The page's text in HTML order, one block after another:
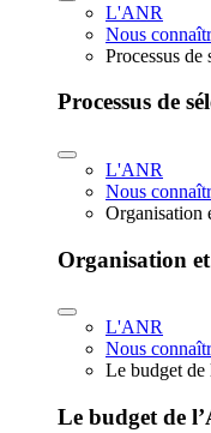
L'ANR
Nous
Processus de
Processus de
L'ANR
Nous
Organisation
Organisation
L'ANR
Nous
Le budget de
Le budget de